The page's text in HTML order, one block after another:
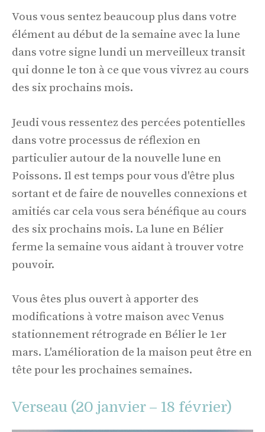
Vous vous sentez beaucoup plus dans votre
élément au début de la semaine avec la lune
dans votre signe lundi un merveilleux transit
qui donne le ton à ce que vous vivrez au cours
des six prochains mois.
Jeudi vous ressentez des percées potentielles
dans votre processus de réflexion en
particulier autour de la nouvelle lune en
Poissons. Il est temps pour vous d'être plus
sortant et de faire de nouvelles connexions et
amitiés car cela vous sera bénéfique au cours
des six prochains mois. La lune en Bélier
ferme la semaine vous aidant à trouver votre
pouvoir.
Vous êtes plus ouvert à apporter des
modifications à votre maison avec Venus
stationnement rétrograde en Bélier le 1er
mars. L'amélioration de la maison peut être en
tête pour les prochaines semaines.
Verseau (20 janvier – 18 février)